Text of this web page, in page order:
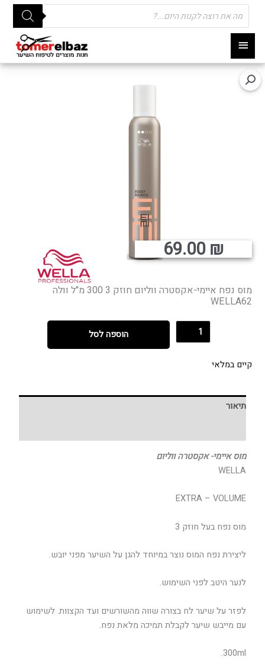
תפריט
ראשי
Products
search
מוס נפח איימי-אקסטרה ווליום חוזק 3 300 מ"ל וולה
WELLA62
69.00₪
הוספה לסל
קיים במלאי
תיאור
מוס איימי- אקסטרה ווליום
WELLA
EXTRA – VOLUME
מוס נפח בעל חוזק 3
ליצירת נפח המוס נוצר במיוחד להגן על השיער מפני יובש.
לנער היטב לפני השימוש.
לפזר על שיער לח בצורה שווה מהשורשים ועד הקצוות. לשימוש
עם מייבש שיער לקבלת תמיכה מלאת נפח.
300ml.